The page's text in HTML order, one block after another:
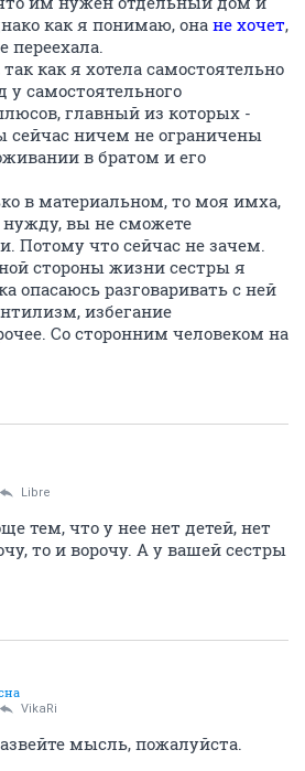
как я понимаю, она не хочет,
переехала.
как я хотела самостоятельно
самостоятельного
главный из которых -
сейчас ничем не ограничены
в братом и его
в материальном, то моя имха,
нужду, вы не сможете
Потому что сейчас не зачем.
стороны жизни сестры я
опасаюсь разговаривать с ней
избегание
Со сторонним человеком на
Libre
тем, что у нее нет детей, нет
то и ворочу. А у вашей сестры
VikaRi
мысль, пожалуйста.